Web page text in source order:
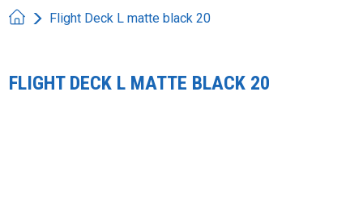
Flight Deck L matte black 20
FLIGHT DECK L MATTE BLACK 20